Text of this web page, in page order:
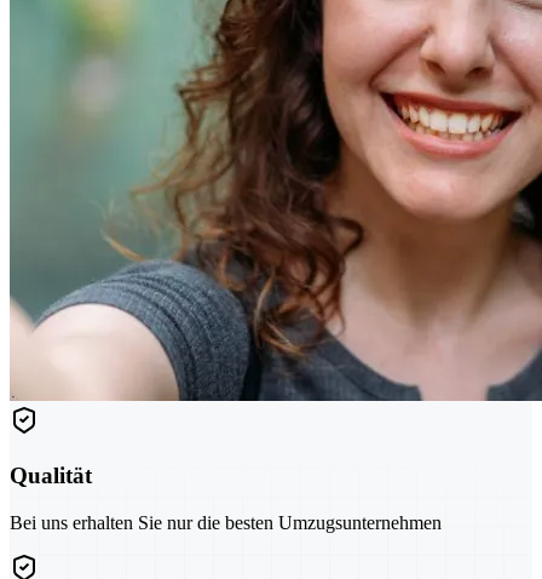
Qualität
Bei uns erhalten Sie nur die besten Umzugsunternehmen